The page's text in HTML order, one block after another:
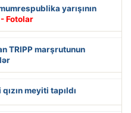
yarışının
- Fotolar
TRIPP marşrutunun
meyiti tapıldı